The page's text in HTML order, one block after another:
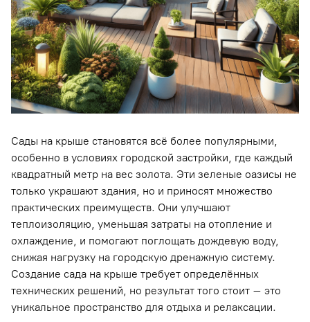
Сады на крыше становятся всё более популярными,
особенно в условиях городской застройки, где каждый
квадратный метр на вес золота. Эти зеленые оазисы не
только украшают здания, но и приносят множество
практических преимуществ. Они улучшают
теплоизоляцию, уменьшая затраты на отопление и
охлаждение, и помогают поглощать дождевую воду,
снижая нагрузку на городскую дренажную систему.
Создание сада на крыше требует определённых
технических решений, но результат того стоит – это
уникальное пространство для отдыха и релаксации.